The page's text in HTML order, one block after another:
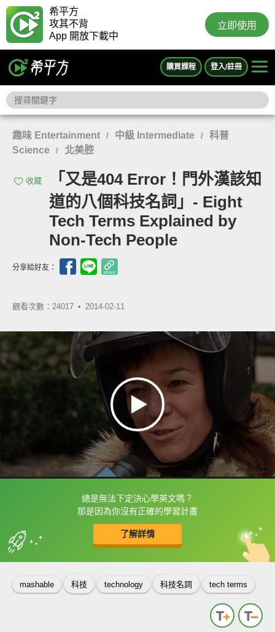
希平方
攻其不背
App 開放下載中
立即使用
購買課程 登入/註冊
趣味 Entertainment / 中級 Intermediate /
科普
Science
/ 北美腔
收藏
「又是404 Error！門外漢該知
道的八個科技名詞」- Eight
Tech Terms Explained by
Non-Tech People
分享給好友：
觀看次數：24017 • 2014-02-11
總是無法下定決心學英文嗎？
那是因為你沒有正確的學習計畫
了解詳情
框選或點兩下字幕可以直接查字典喔！
收錄佳句 中
英
mashable 科技 technology 科技名詞 tech terms